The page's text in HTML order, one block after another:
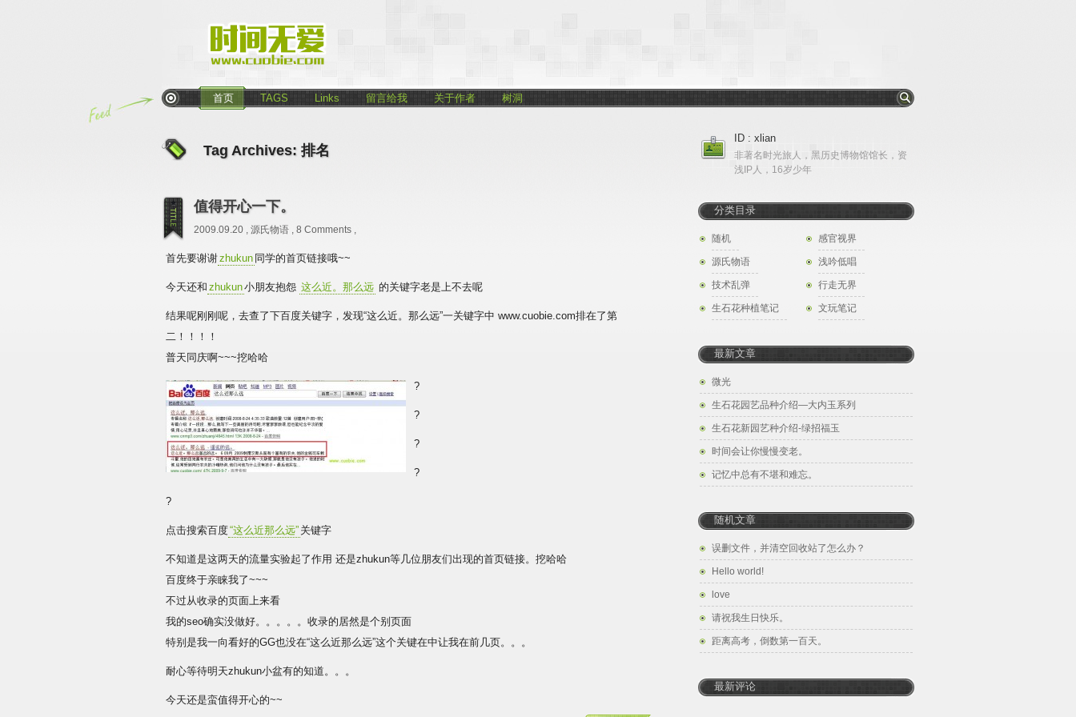
首页 TAGS Links 留言给我 关于作者 树洞
Tag Archives: 排名
值得开心一下。
2009.09.20 , 源氏物语 , 8 Comments ,
首先要谢谢zhukun 同学的首页链接哦~~
今天还和 zhukun小朋友抱怨 这么近。那么远 的关键字老是上不去呢
结果呢刚刚呢，去查了下百度关键字，发现“这么近。那么远”一关键字中 www.cuobie.com排在了第
二！！！！
普天同庆啊~~~挖哈哈
?
?
?
?
?
点击搜索百度“这么近那么远” 关键字
不知道是这两天的流量实验起了作用 还是zhukun等几位朋友们出现的首页链接。挖哈哈
百度终于亲睐我了~~~
不过从收录的页面上来看
我的seo确实没做好。。。。。收录的居然是个别页面
特别是我一向看好的GG也没在“这么近那么远”这个关键在中让我在前几页。。。
耐心等待明天zhukun小盆有的知道。。。
今天还是蛮值得开心的~~
ID : xlian
非著名时光旅人，黑历史博物馆馆长，资
浅IP人，16岁少年
分类目录
随机 感官视界
源氏物语 浅吟低唱
技术乱弹 行走无界
生石花种植笔记 文玩笔记
最新文章
微光
生石花园艺品种介绍—大内玉系列
生石花新园艺种介绍-绿招福玉
时间会让你慢慢变老。
记忆中总有不堪和难忘。
随机文章
误删文件，并清空回收站了怎么办？
Hello world!
love
请祝我生日快乐。
距离高考，倒数第一百天。
最新评论